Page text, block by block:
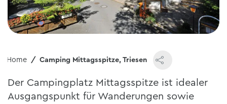
Home Camping Mittagsspitze, Triesen
Der Campingplatz Mittagsspitze ist idealer
Ausgangspunkt für Wanderungen sowie